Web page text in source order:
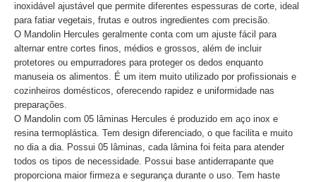
inoxidável ajustável que permite diferentes espessuras de corte, ideal
para fatiar vegetais, frutas e outros ingredientes com precisão.
O Mandolin Hercules geralmente conta com um ajuste fácil para
alternar entre cortes finos, médios e grossos, além de incluir
protetores ou empurradores para proteger os dedos enquanto
manuseia os alimentos. É um item muito utilizado por profissionais e
cozinheiros domésticos, oferecendo rapidez e uniformidade nas
preparações.
O Mandolin com 05 lâminas Hercules é produzido em aço inox e
resina termoplástica. Tem design diferenciado, o que facilita e muito
no dia a dia. Possui 05 lâminas, cada lâmina foi feita para atender
todos os tipos de necessidade. Possui base antiderrapante que
proporciona maior firmeza e segurança durante o uso. Tem haste